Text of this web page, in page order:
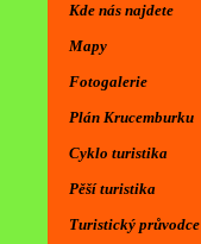
Kde nás najdete
Mapy
Fotogalerie
Plán Krucemburku
Cyklo turistika
Pěší turistika
Turistický průvodce